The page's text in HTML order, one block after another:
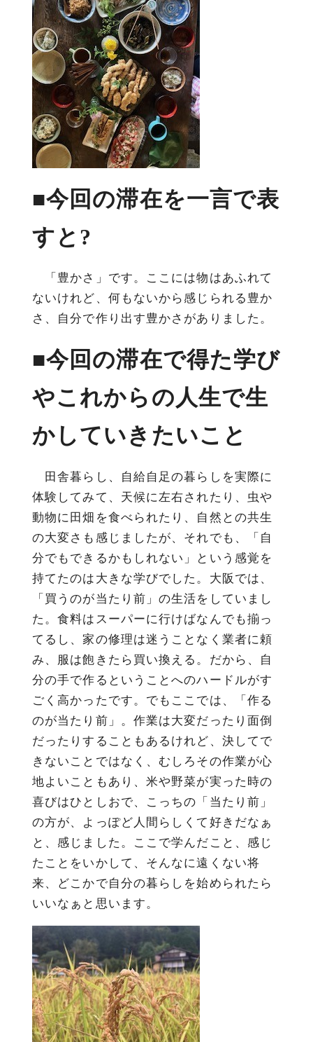
■今回の滞在を一言で表
すと?
「豊かさ」です。ここには物はあふれて
ないけれど、何もないから感じられる豊か
さ、自分で作り出す豊かさがありました。
■今回の滞在で得た学び
やこれからの人生で生
かしていきたいこと
田舎暮らし、自給自足の暮らしを実際に
体験してみて、天候に左右されたり、虫や
動物に田畑を食べられたり、自然との共生
の大変さも感じましたが、それでも、「自
分でもできるかもしれない」という感覚を
持てたのは大きな学びでした。大阪では、
「買うのが当たり前」の生活をしていまし
た。食料はスーパーに行けばなんでも揃っ
てるし、家の修理は迷うことなく業者に頼
み、服は飽きたら買い換える。だから、自
分の手で作るということへのハードルがす
ごく高かったです。でもここでは、「作る
のが当たり前」。作業は大変だったり面倒
だったりすることもあるけれど、決してで
きないことではなく、むしろその作業が心
地よいこともあり、米や野菜が実った時の
喜びはひとしおで、こっちの「当たり前」
の方が、よっぽど人間らしくて好きだなぁ
と、感じました。ここで学んだこと、感じ
たことをいかして、そんなに遠くない将
来、どこかで自分の暮らしを始められたら
いいなぁと思います。